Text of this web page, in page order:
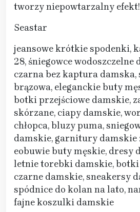
tworzy niepowtarzalny efekt!
Seastar
jeansowe krótkie spodenki,
28, śniegowce wodoszczelne
czarna bez kaptura
brązowa, eleganckie buty
botki przejściowe damskie,
skórzane, ciapy damskie,
chłopca, bluzy puma,
damskie, garnitury damskie
eobuwie buty męskie, dresy
letnie torebki damskie, botki
czarne damskie, sneakersy
spódnice do kolan na lato,
fajne koszulki damskie